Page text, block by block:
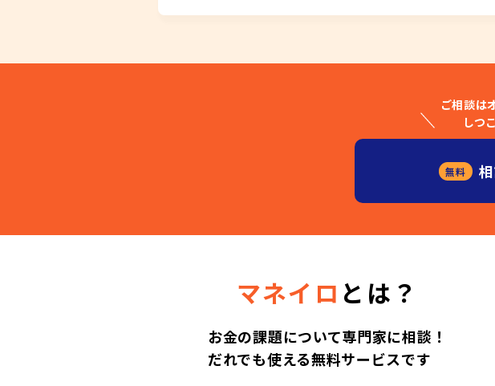
ご相談は
しつ
無料
マネイロ とは？
お金の課題について専門家に相談！
だれでも使える無料サービスです